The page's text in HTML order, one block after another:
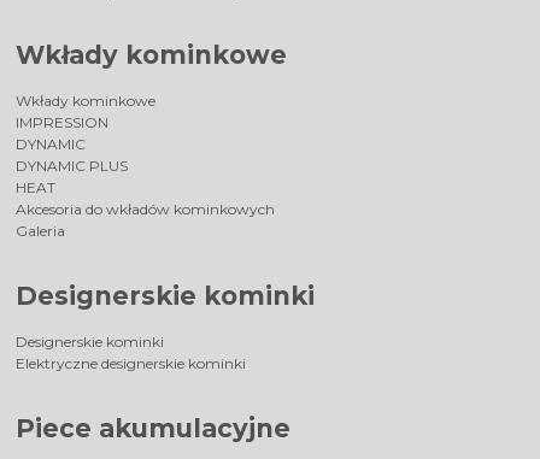
Wkłady kominkowe
Wkłady kominkowe
IMPRESSION
DYNAMIC
DYNAMIC PLUS
HEAT
Akcesoria do wkładów kominkowych
Galeria
Designerskie kominki
Designerskie kominki
Elektryczne designerskie kominki
Piece akumulacyjne